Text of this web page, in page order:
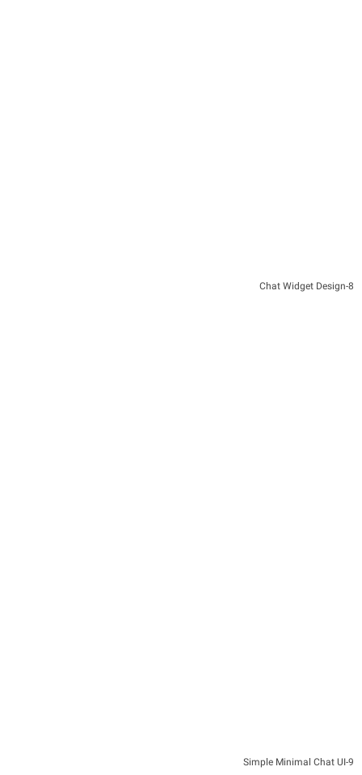
8-Chat Widget Design
9-Simple Minimal Chat UI